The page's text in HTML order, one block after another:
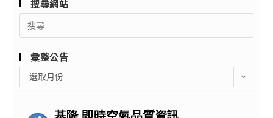
搜尋網站
Search
for:
彙整公告
整
選取月份